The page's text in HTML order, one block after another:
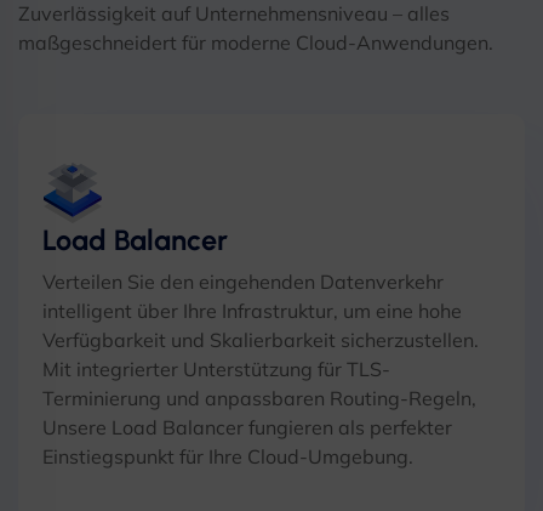
Zuverlässigkeit auf Unternehmensniveau – alles
maßgeschneidert für moderne Cloud-Anwendungen.
Load Balancer
Verteilen Sie den eingehenden Datenverkehr
intelligent über Ihre Infrastruktur, um eine hohe
Verfügbarkeit und Skalierbarkeit sicherzustellen.
Mit integrierter Unterstützung für TLS-
Terminierung und anpassbaren Routing-Regeln,
Unsere Load Balancer fungieren als perfekter
Einstiegspunkt für Ihre Cloud-Umgebung.